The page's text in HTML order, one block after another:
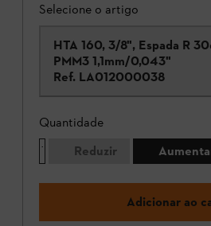
Selecione o artigo
HTA 160, 3/8", Espada R
PMM3 1,1mm/0,043"
Ref. LA012000038
Quantidade
Reduzir
Adicionar ao